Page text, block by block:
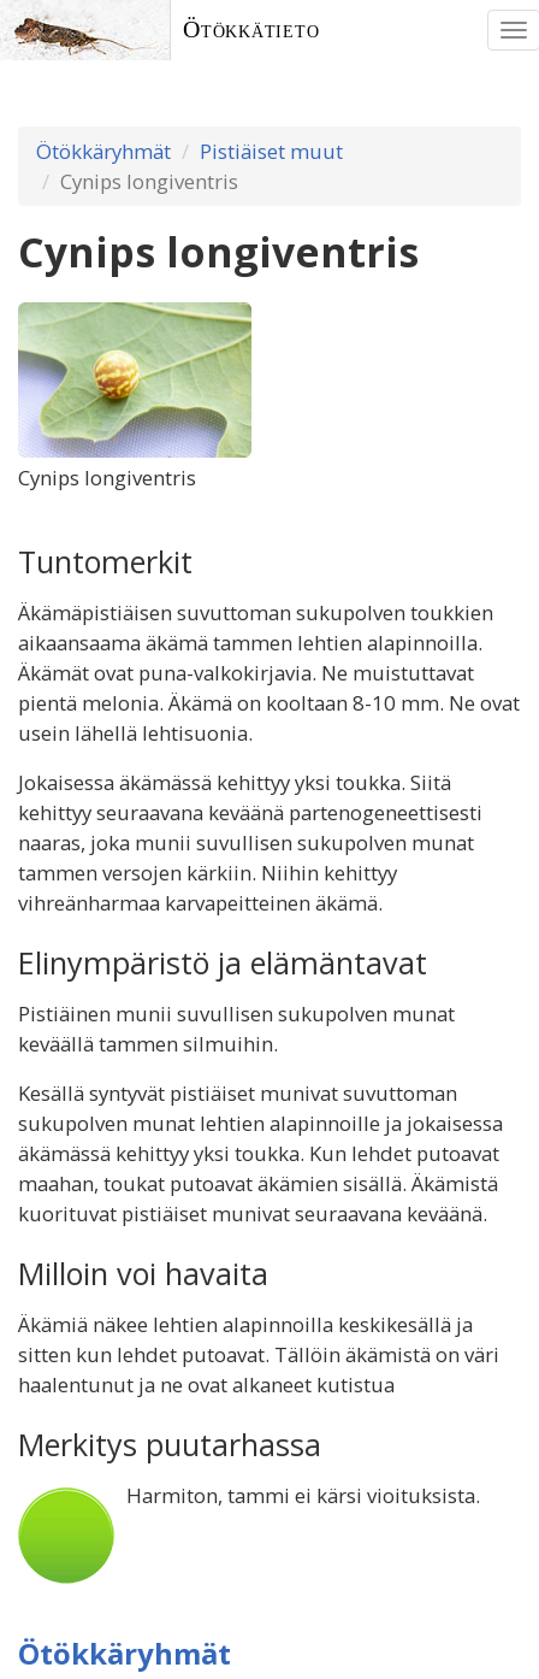
Ötökkätieto
Ötökkäryhmät
Pistiäiset muut
Cynips longiventris
Cynips longiventris
Cynips longiventris
Tuntomerkit
Äkämäpistiäisen suvuttoman sukupolven toukkien
aikaansaama äkämä tammen lehtien alapinnoilla.
Äkämät ovat puna-valkokirjavia. Ne muistuttavat
pientä melonia. Äkämä on kooltaan 8-10 mm. Ne ovat
usein lähellä lehtisuonia.
Jokaisessa äkämässä kehittyy yksi toukka. Siitä
kehittyy seuraavana keväänä partenogeneettisesti
naaras, joka munii suvullisen sukupolven munat
tammen versojen kärkiin. Niihin kehittyy
vihreänharmaa karvapeitteinen äkämä.
Elinympäristö ja elämäntavat
Pistiäinen munii suvullisen sukupolven munat
keväällä tammen silmuihin.
Kesällä syntyvät pistiäiset munivat suvuttoman
sukupolven munat lehtien alapinnoille ja jokaisessa
äkämässä kehittyy yksi toukka. Kun lehdet putoavat
maahan, toukat putoavat äkämien sisällä. Äkämistä
kuorituvat pistiäiset munivat seuraavana keväänä.
Milloin voi havaita
Äkämiä näkee lehtien alapinnoilla keskikesällä ja
sitten kun lehdet putoavat. Tällöin äkämistä on väri
haalentunut ja ne ovat alkaneet kutistua
Merkitys puutarhassa
Harmiton, tammi ei kärsi vioituksista.
Ötökkäryhmät